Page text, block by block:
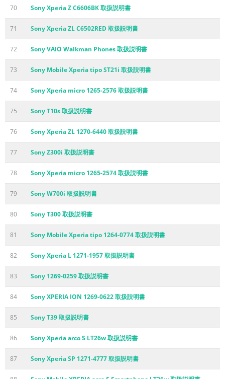
70 Sony Xperia Z C6606BK 取扱説明書
71 Sony Xperia ZL C6502RED 取扱説明書
72 Sony VAIO Walkman Phones 取扱説明書
73 Sony Mobile Xperia tipo ST21i 取扱説明書
74 Sony Xperia micro 1265-2576 取扱説明書
75 Sony T10s 取扱説明書
76 Sony Xperia ZL 1270-6440 取扱説明書
77 Sony Z300i 取扱説明書
78 Sony Xperia micro 1265-2574 取扱説明書
79 Sony W700i 取扱説明書
80 Sony T300 取扱説明書
81 Sony Mobile Xperia tipo 1264-0774 取扱説明書
82 Sony Xperia L 1271-1957 取扱説明書
83 Sony 1269-0259 取扱説明書
84 Sony XPERIA ION 1269-0622 取扱説明書
85 Sony T39 取扱説明書
86 Sony Xperia arco S LT26w 取扱説明書
87 Sony Xperia SP 1271-4777 取扱説明書